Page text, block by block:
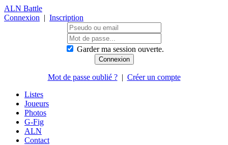
ALN Battle
Connexion | Inscription
Garder ma session ouverte.
Mot de passe oublié ?| Créer un compte
Listes
Joueurs
Photos
G-Fig
ALN
Contact